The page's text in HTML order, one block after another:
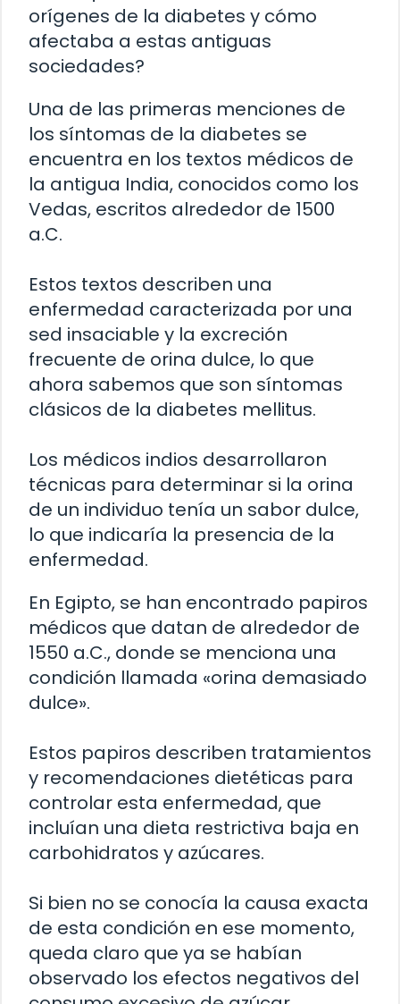
orígenes de la diabetes y cómo
afectaba a estas antiguas
sociedades?
Una de las primeras menciones de
los síntomas de la diabetes se
encuentra en los textos médicos de
la antigua India, conocidos como los
Vedas, escritos alrededor de 1500
a.C.
Estos textos describen una
enfermedad caracterizada por una
sed insaciable y la excreción
frecuente de orina dulce, lo que
ahora sabemos que son síntomas
clásicos de la diabetes mellitus.
Los médicos indios desarrollaron
técnicas para determinar si la orina
de un individuo tenía un sabor dulce,
lo que indicaría la presencia de la
enfermedad.
En Egipto, se han encontrado papiros
médicos que datan de alrededor de
1550 a.C., donde se menciona una
condición llamada «orina demasiado
dulce».
Estos papiros describen tratamientos
y recomendaciones dietéticas para
controlar esta enfermedad, que
incluían una dieta restrictiva baja en
carbohidratos y azúcares.
Si bien no se conocía la causa exacta
de esta condición en ese momento,
queda claro que ya se habían
observado los efectos negativos del